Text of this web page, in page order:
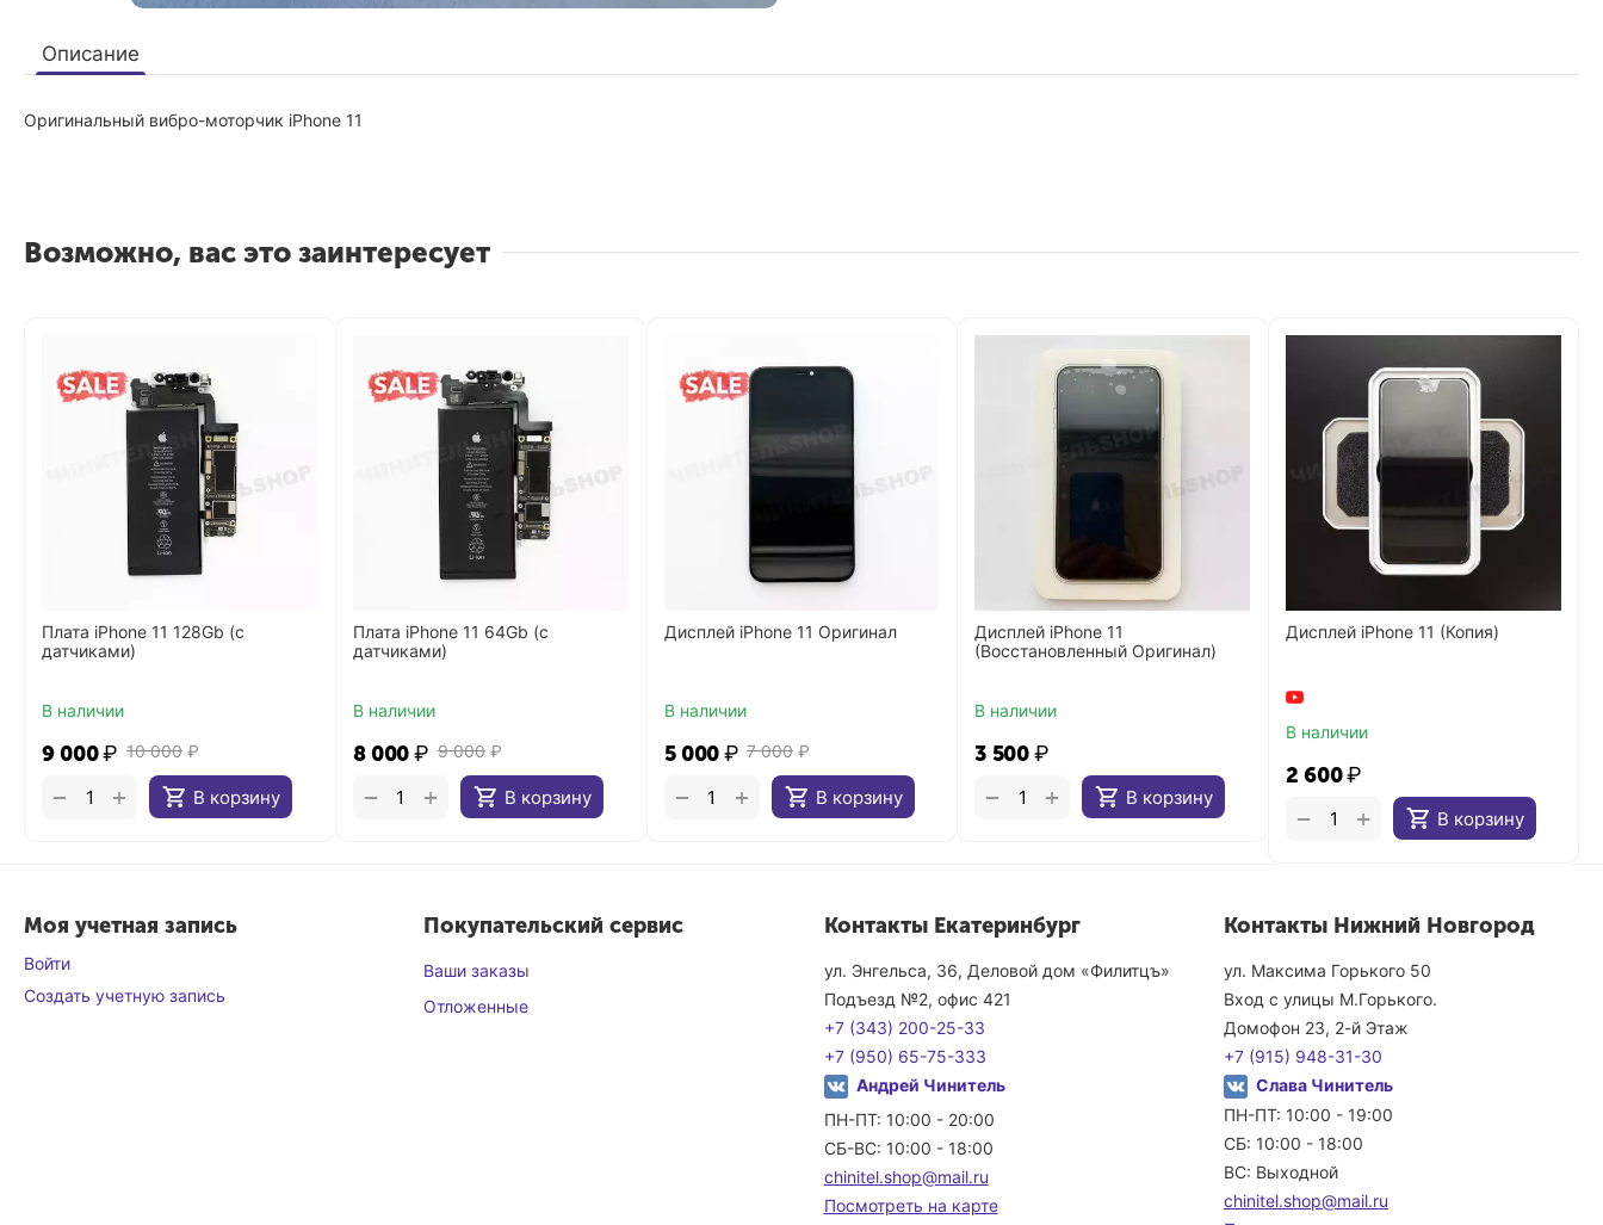
Описание
Оригинальный вибро-моторчик iPhone 11
Возможно, вас это заинтересует
Плата iPhone 11 128Gb (с
датчиками)
В наличии
10 000 ₽
9 000₽
В корзину
+
−
Плата iPhone 11 64Gb (с
датчиками)
В наличии
9 000 ₽
8 000₽
В корзину
+
−
Дисплей iPhone 11 Оригинал
В наличии
7 000 ₽
5 000₽
В корзину
+
−
Дисплей iPhone 11
(Восстановленный Оригинал)
В наличии
3 500 ₽
В корзину
+
−
Дисплей iPhone 11 (Копия)
В наличии
2 600₽
В корзину
+
−
Моя учетная запись
Войти
Создать учетную запись
Покупательский сервис
Ваши заказы
Отложенные
Контакты Екатеринбург
ул. Энгельса, 36, Деловой дом «Филитцъ»
Подъезд №2, офис 421
+7 (343) 200-25-33
+7 (950) 65-75-333
Андрей Чинитель
ПН-ПТ: 10:00 - 20:00
СБ-ВС: 10:00 - 18:00
chinitel.shop@mail.ru
Посмотреть на карте
Контакты Нижний Новгород
ул. Максима Горького 50
Вход с улицы М.Горького.
Домофон 23, 2-й Этаж
+7 (915) 948-31-30
Слава Чинитель
ПН-ПТ: 10:00 - 19:00
СБ: 10:00 - 18:00
ВС: Выходной
chinitel.shop@mail.ru